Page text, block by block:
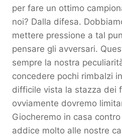
per fare un ottimo
noi? Dalla difesa.
mettere pressione a tal
pensare gli avversari.
sempre la nostra
concedere pochi rimbalzi
difficile vista la stazza dei
ovviamente dovremo
Giocheremo in casa
addice molto alle nostre